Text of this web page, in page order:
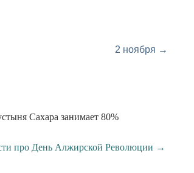
2 ноября →
Сахара занимает 80%
про День Алжирской Революции →